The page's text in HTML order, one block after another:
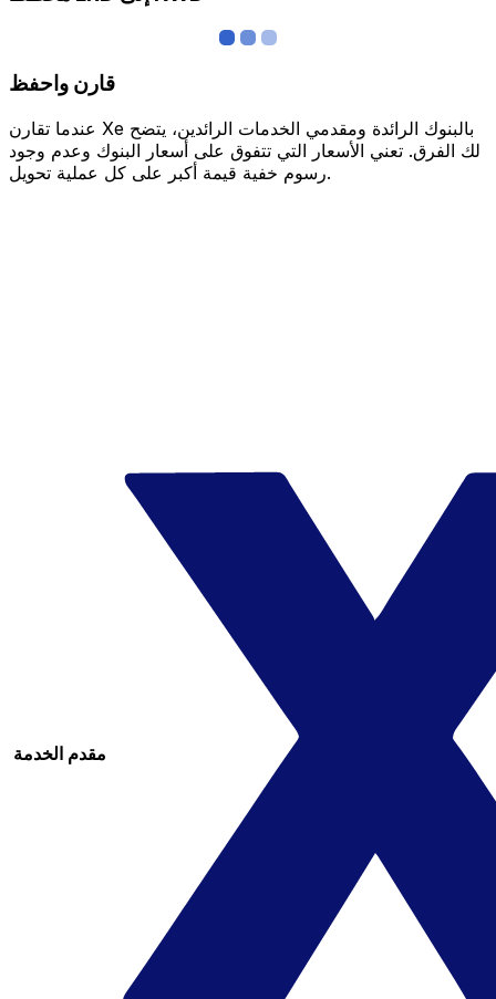
قارن واحفظ
عندما تقارن Xe بالبنوك الرائدة ومقدمي الخدمات الرائدين، يتضح
لك الفرق. تعني الأسعار التي تتفوق على أسعار البنوك وعدم وجود
رسوم خفية قيمة أكبر على كل عملية تحويل.
مقدم الخدمة